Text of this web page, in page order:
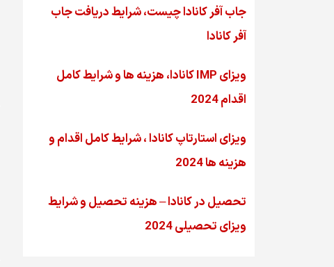
جاب آفر کانادا چیست، شرایط دریافت جاب
آفر کانادا
ویزای IMP کانادا، هزینه ها و شرایط کامل
اقدام 2024
ویزای استارتاپ کانادا ، شرایط کامل اقدام و
هزینه ها 2024
تحصیل در کانادا – هزینه‌ تحصیل و شرایط
ویزای تحصیلی 2024